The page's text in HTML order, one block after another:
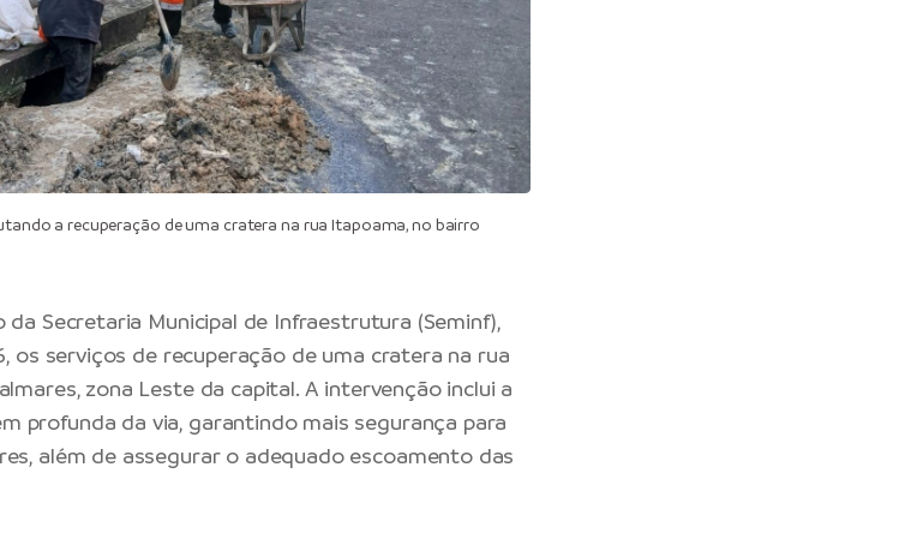
a recuperação de uma cratera na rua Itapoama, no bairro
da Secretaria Municipal de Infraestrutura (Seminf),
os serviços de recuperação de uma cratera na rua
zona Leste da capital. A intervenção inclui a
profunda da via, garantindo mais segurança para
além de assegurar o adequado escoamento das